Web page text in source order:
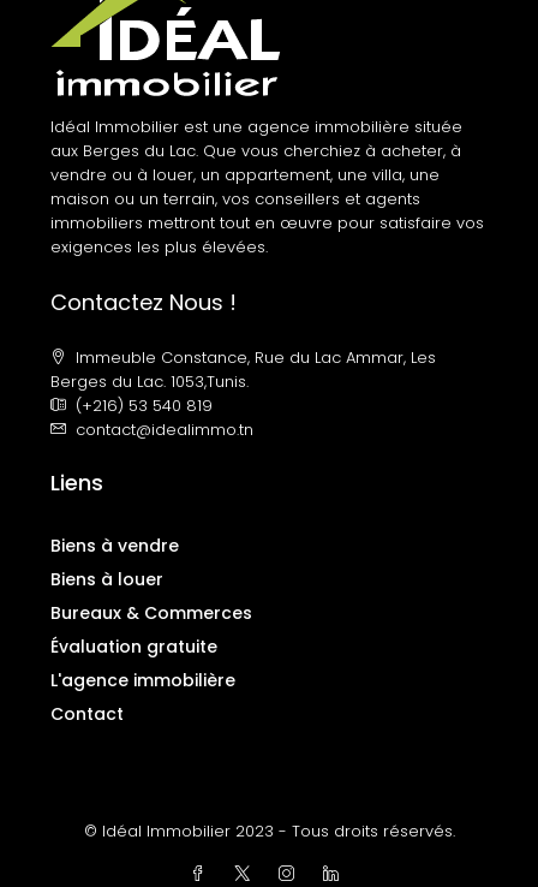
Idéal Immobilier est une agence immobilière située
aux Berges du Lac. Que vous cherchiez à acheter, à
vendre ou à louer, un appartement, une villa, une
maison ou un terrain, vos conseillers et agents
immobiliers mettront tout en œuvre pour satisfaire vos
exigences les plus élevées.
Contactez Nous !
Immeuble Constance, Rue du Lac Ammar, Les
Berges du Lac. 1053,Tunis.
(+216) 53 540 819
contact@idealimmo.tn
Liens
Biens à vendre
Biens à louer
Bureaux & Commerces
Évaluation gratuite
L'agence immobilière
Contact
© Idéal Immobilier 2023 - Tous droits réservés.